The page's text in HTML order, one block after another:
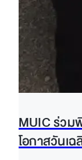
MUIC ร่วม
โอกาสวันเ